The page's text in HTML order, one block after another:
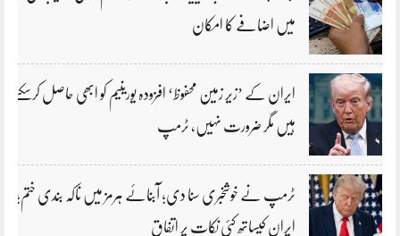
میں اضافے کا امکان
ایران کے ’زیر زمین محفوظ‘ افزودہ یورینیم کو ابھی حاصل کرسکتے
ہیں مگر ضرورت نہیں، ٹرمپ
ٹرمپ نے خوشخبری سنا دی؛ آبنائے ہرمز میں ناکہ بندی ختم؛
ایران کیساتھ کئی نکات پر اتفاق